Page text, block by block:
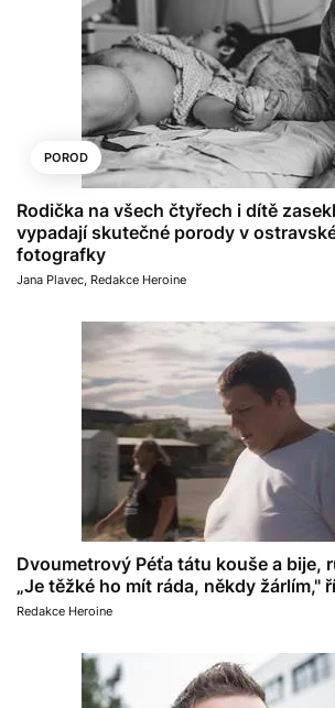
POROD
Rodička na všech čtyřech i dítě
vypadají skutečné porody v
fotografky
Jana Plavec Redakce Heroine
Dvoumetrový Péťa tátu kouše a bije,
„Je těžké ho mít ráda, někdy žárlím,"
Redakce Heroine